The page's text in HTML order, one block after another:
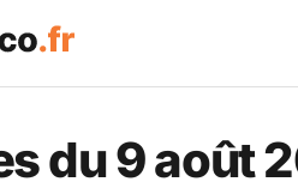
Eco .fr —
du 9 août